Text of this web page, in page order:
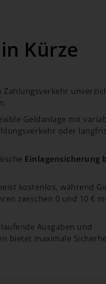
Kürze
Geldanlage mit
oder
Einlagensicherung
kostenlos, während
zwischen 0 und 10 €
Ausgaben und
bietet maximale